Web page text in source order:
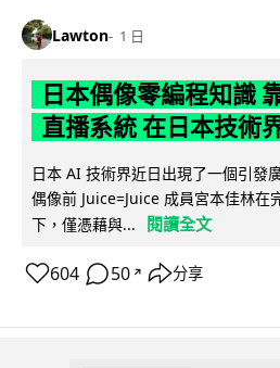
Lawton 1 日
日本偶像零編程知識
直播系統 在日本技術
日本 AI 技術界近日出現了一個引發
偶像前 Juice=Juice 成員宮本佳林在
下，僅憑藉與...
閱讀全文
604 50 ↗ 分享